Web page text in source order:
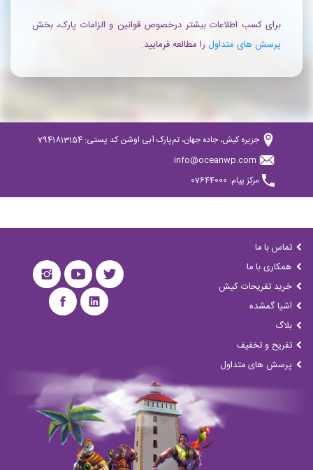
برای کسب اطلاعات بیشتر درخصوص قوانین و الزامات پارک، بخش
پرسش های متداول را مطالعه فرمایید.
جزیره کیش، جاده جهان، تم‌پارک آبی اوشن کد پستی: 7941813154
info@oceanwp.com
مرکز پیام: 07644000
تماس با ما
همکاری با ما
خرید تفریحات کیش
اشیا گمشده
بلاگ
تفریح و تخفیف
پرسش های متداول